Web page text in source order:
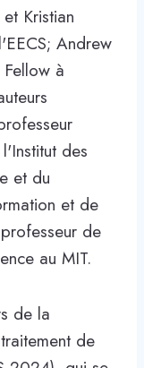
Kristian
Andrew
à
des
et du
et de
de
au MIT.
de la
de